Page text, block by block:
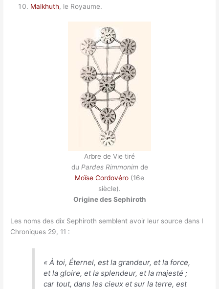
Malkhuth, le Royaume.
Arbre de Vie tiré
du Pardes Rimmonim de
Moïse Cordovéro (16e
siècle).
Origine des Sephiroth
Les noms des dix Sephiroth semblent avoir leur source dans I
Chroniques 29, 11 :
«À toi, Éternel, est la grandeur, et la force,
et la gloire, et la splendeur, et la majesté ;
car tout, dans les cieux et sur la terre, est